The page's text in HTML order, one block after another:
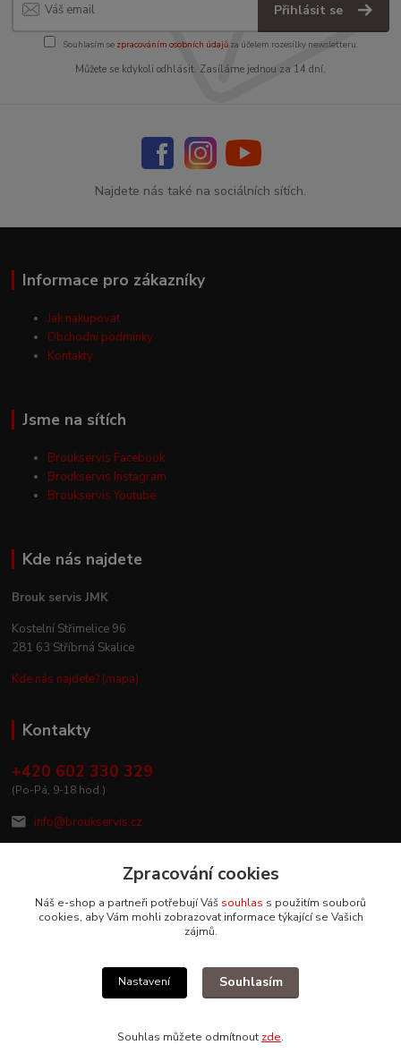
Přihlásit se
Souhlasím se zpracováním osobních údajůza účelem rozesílky newsletteru.
Můžete se kdykoli odhlásit. Zasíláme jednou za 14 dní.
Najdete nás také na sociálních sítích.
Informace pro zákazníky
Jak nakupovat
Obchodní podmínky
Kontakty
Jsme na sítích
Broukservis Facebook
Broukservis Instagram
Broukservis Youtube
Kde nás najdete
Brouk servis JMK
Kostelní Střimelice 96
281 63 Stříbrná Skalice
Kde nás najdete? (mapa)
Kontakty
+420 602 330 329
(Po-Pá, 9-18 hod.)
info@broukservis.cz
Upravit sběr cookies.
Zpracování cookies
Náš e-shop a partneři potřebují Váš souhlas s použitím souborů
cookies, aby Vám mohli zobrazovat informace týkající se Vašich
zájmů.
Nastavení Souhlasím
Souhlas můžete odmítnout zde.